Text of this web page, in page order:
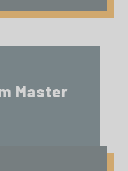
Master